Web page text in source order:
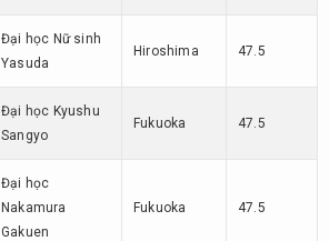
Đại học Nữ sinh
Yasuda
Hiroshima 47.5
Đại học Kyushu
Sangyo
Fukuoka 47.5
Đại học
Nakamura
Gakuen
Fukuoka 47.5